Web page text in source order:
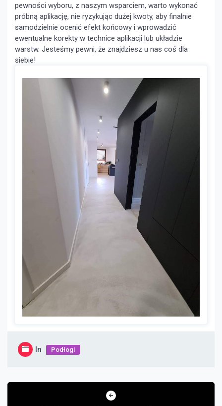
pewności wyboru, z naszym wsparciem, warto wykonać
próbną aplikację, nie ryzykując dużej kwoty, aby finalnie
samodzielnie ocenić efekt końcowy i wprowadzić
ewentualne korekty w technice aplikacji lub układzie
warstw. Jesteśmy pewni, że znajdziesz u nas coś dla
siebie!
In Podłogi
Nawigacja